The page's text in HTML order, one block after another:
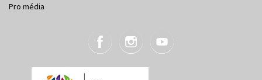
Pro média